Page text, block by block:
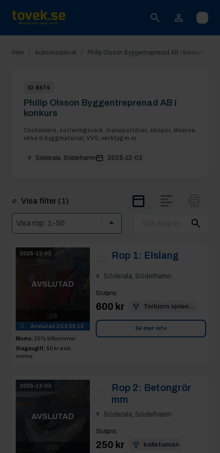
Öppna
Hem / Auktionsarkivet / Philip Olsson Byggentreprenad AB i konkurs
ID: 6574
Philip Olsson Byggentreprenad AB i
konkurs
Containers, sorteringsverk, transportörer, skopor, diverse
virke & byggmaterial, VVS, verktyg m.m.
Söderala, Söderhamn 2025-12-03
Visa filter (1)
2025-12-03
AVSLUTAD
6
Avslutad 3/12 09:15
Moms: 25% tillkommer
Slagavgift: 50 kr exkl.
moms
Rop 1: Elslang
Söderala, Söderhamn
Slutpris:
600 kr Torbjorn.sjolan...
Se mer info
2025-12-03
AVSLUTAD
11
Rop 2: Betongrör
mm
Söderala, Söderhamn
Slutpris:
250 kr bolletunnan